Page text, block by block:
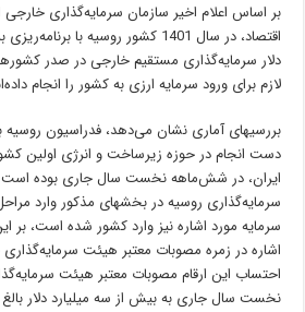
بر اساس اعلام اخیر سازمان سرمایه‌گذاری
دلار سرمایه‌گذاری مستقیم خارجی در صدر
لازم برای ورود سرمایه ارزی به کشور را انجام
بررسیهای آماری نشان می‌دهد، فدراسیون روسیه
دست انجام در حوزه زیرساخت و انرژی اولین
ایران، در شش‌ماهه نخست سال جاری بوده
سرمایه‌گذاری روسیه در بخشهای مذکور وارد
سرمایه مورد اشاره نیز وارد کشور شده است،
اشاره در زمره مصوبات معتبر هیئت
احتساب این ارقام مصوبات معتبر هیئت
نخست سال جاری به بیش از سه میلیارد دلار